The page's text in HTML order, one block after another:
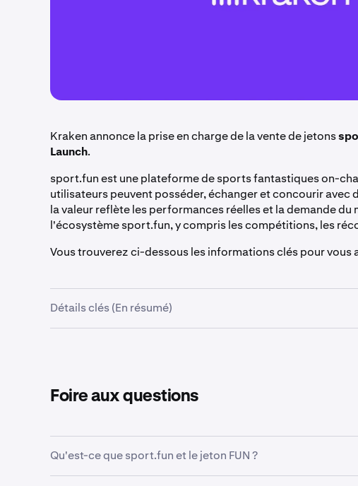
Kraken annonce la prise en charge de la vente de jetons
Launch.
sport.fun est une plateforme de sports fantastiques on-
utilisateurs peuvent posséder, échanger et concourir avec
la valeur reflète les performances réelles et la demande du
l'écosystème sport.fun, y compris les compétitions, les
Vous trouverez ci-dessous les informations clés pour vous
Détails clés (En résumé)
Durée de la période d'engagement :
Prix par jeton :0,06 $ USD (fixe)
Engagement minimum :l'équivalent de 10 $ USD
Foire aux questions
Qu'est-ce que sport.fun et le jeton FUN ?